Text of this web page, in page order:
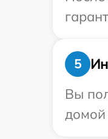
5
Вы